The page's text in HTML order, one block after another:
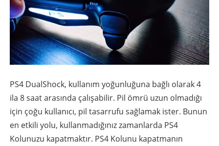
PS4 DualShock, kullanım yoğunluğuna bağlı olarak 4
ila 8 saat arasında çalışabilir. Pil ömrü uzun olmadığı
için çoğu kullanıcı, pil tasarrufu sağlamak ister. Bunun
en etkili yolu, kullanmadığınız zamanlarda PS4
Kolunuzu kapatmaktır. PS4 Kolunu kapatmanın